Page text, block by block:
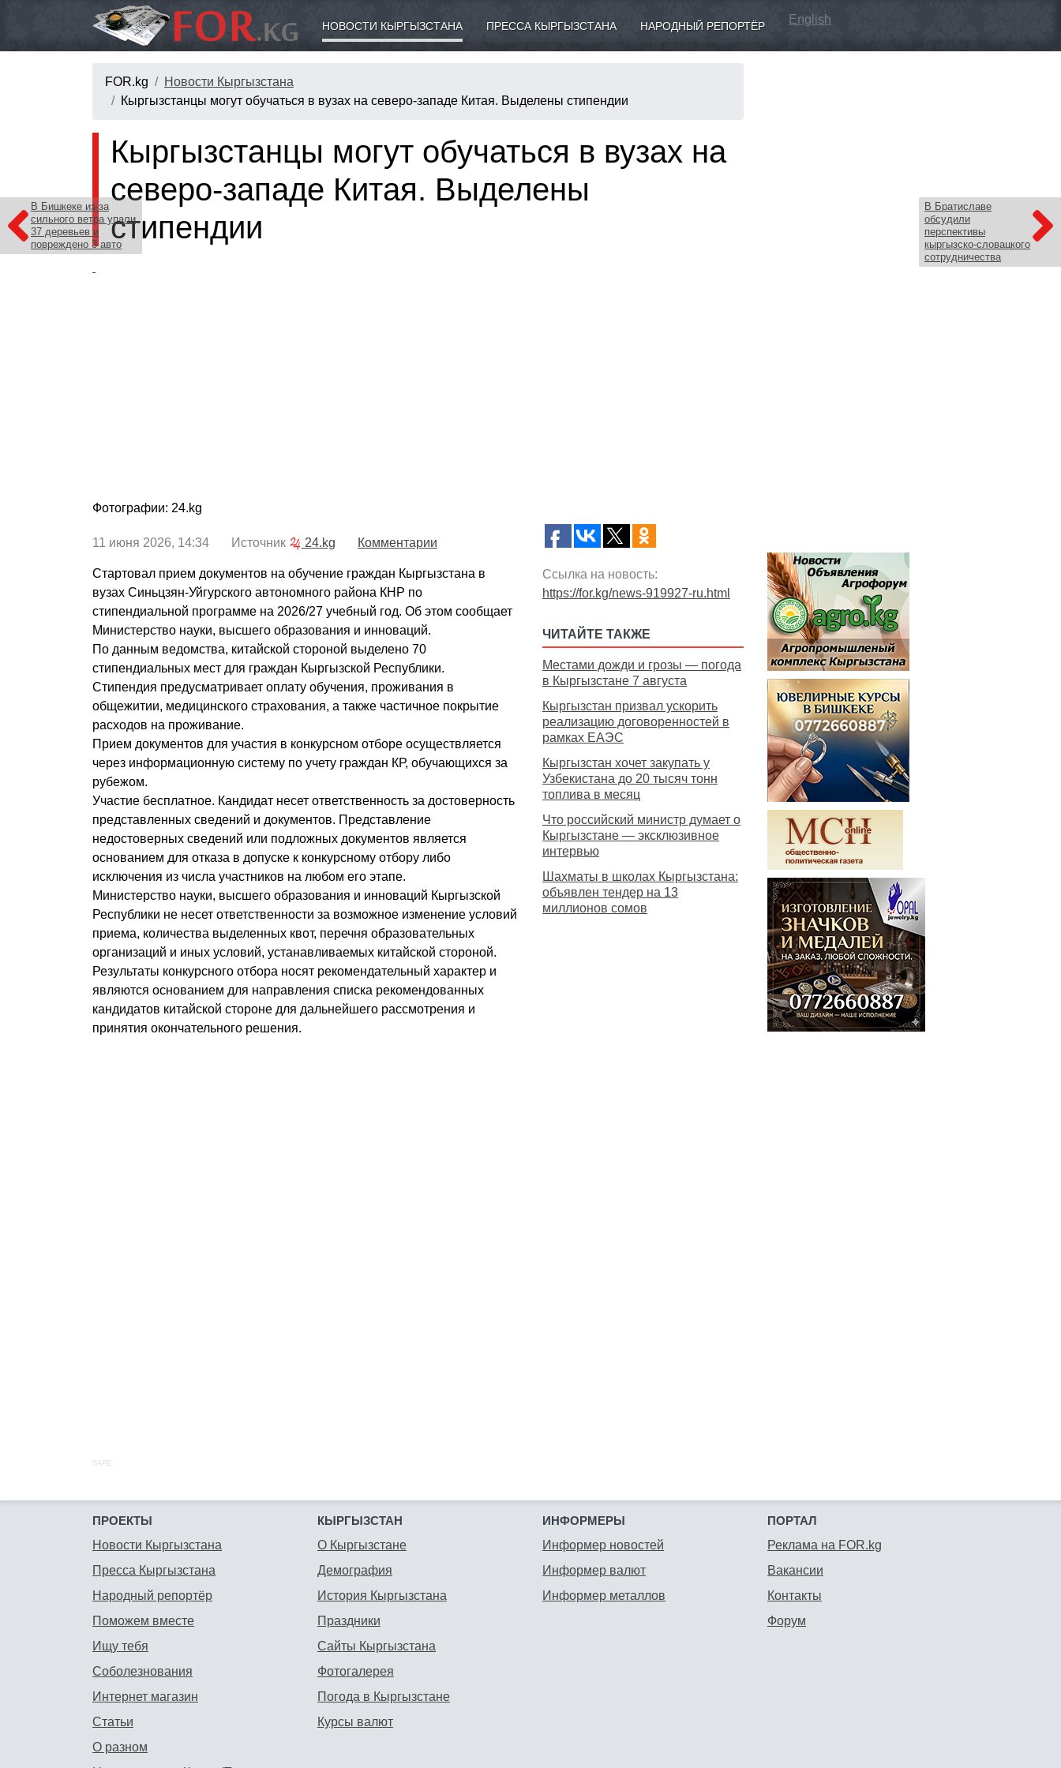
НОВОСТИ КЫРГЫЗСТАНА ПРЕССА КЫРГЫЗСТАНА НАРОДНЫЙ РЕПОРТЁР English
FOR.kg
Новости Кыргызстана
Кыргызстанцы могут обучаться в вузах на северо-западе Китая. Выделены стипендии
В Бишкеке из-за
сильного ветра упали
37 деревьев и
повреждено 3 авто
В Братиславе
обсудили
перспективы
кыргызско-словацкого
сотрудничества
Кыргызстанцы могут обучаться в вузах на
северо-западе Китая. Выделены
стипендии
Фотографии: 24.kg
11 июня 2026, 14:34 Источник 24.kg Комментарии
Стартовал прием документов на обучение граждан Кыргызстана в
вузах Синьцзян-Уйгурского автономного района КНР по
стипендиальной программе на 2026/27 учебный год. Об этом сообщает
Министерство науки, высшего образования и инноваций.
По данным ведомства, китайской стороной выделено 70
стипендиальных мест для граждан Кыргызской Республики.
Стипендия предусматривает оплату обучения, проживания в
общежитии, медицинского страхования, а также частичное покрытие
расходов на проживание.
Прием документов для участия в конкурсном отборе осуществляется
через информационную систему по учету граждан КР, обучающихся за
рубежом.
Участие бесплатное. Кандидат несет ответственность за достоверность
представленных сведений и документов. Представление
недостоверных сведений или подложных документов является
основанием для отказа в допуске к конкурсному отбору либо
исключения из числа участников на любом его этапе.
Министерство науки, высшего образования и инноваций Кыргызской
Республики не несет ответственности за возможное изменение условий
приема, количества выделенных квот, перечня образовательных
организаций и иных условий, устанавливаемых китайской стороной.
Результаты конкурсного отбора носят рекомендательный характер и
являются основанием для направления списка рекомендованных
кандидатов китайской стороне для дальнейшего рассмотрения и
принятия окончательного решения.
Ссылка на новость:
https://for.kg/news-919927-ru.html
ЧИТАЙТЕ ТАКЖЕ
Местами дожди и грозы — погода
в Кыргызстане 7 августа
Кыргызстан призвал ускорить
реализацию договоренностей в
рамках ЕАЭС
Кыргызстан хочет закупать у
Узбекистана до 20 тысяч тонн
топлива в месяц
Что российский министр думает о
Кыргызстане — эксклюзивное
интервью
Шахматы в школах Кыргызстана:
объявлен тендер на 13
миллионов сомов
SAPE:
ПРОЕКТЫ
Новости Кыргызстана
Пресса Кыргызстана
Народный репортёр
Поможем вместе
Ищу тебя
Соболезнования
Интернет магазин
Статьи
О разном
КЫРГЫЗСТАН
О Кыргызстане
Демография
История Кыргызстана
Праздники
Сайты Кыргызстана
Фотогалерея
Погода в Кыргызстане
Курсы валют
ИНФОРМЕРЫ
Информер новостей
Информер валют
Информер металлов
ПОРТАЛ
Реклама на FOR.kg
Вакансии
Контакты
Форум